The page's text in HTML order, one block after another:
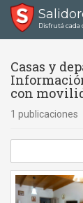
Disfrutá
Casas y
con
1 publicaciones